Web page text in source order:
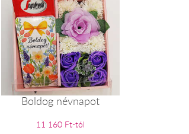
Boldog névnapot
11 160 Ft-tól